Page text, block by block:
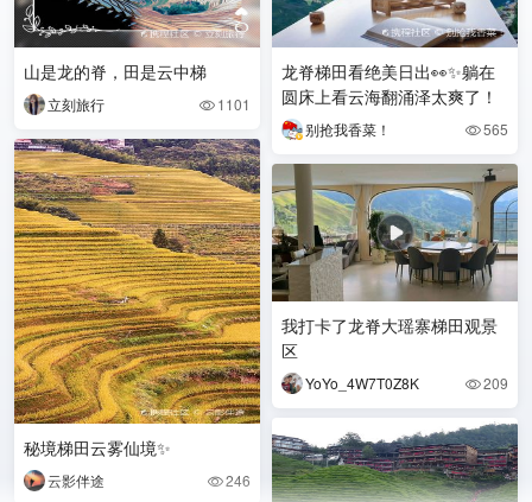
山是龙的脊，田是云中梯
立刻旅行  1101
秘境梯田云雾仙境✨
云影伴途 246
龙脊梯田看绝美日出👀✨躺在
圆床上看云海翻涌泽太爽了！
别抢我香菜！ 565
我打卡了龙脊大瑶寨梯田观景
区
YoYo_4W7T0Z8K 209